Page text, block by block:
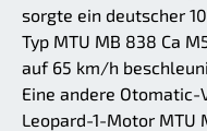
sorgte ein deutscher
Typ MTU MB 838 Ca
auf 65 km/h
Eine andere
Leopard-1-Motor MTU